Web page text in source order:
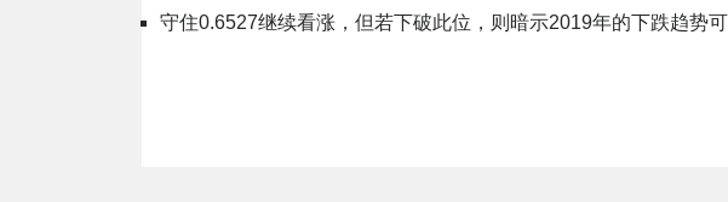
守住0.6527继续看涨，但若下破此位，则暗示2019年的下跌趋势可